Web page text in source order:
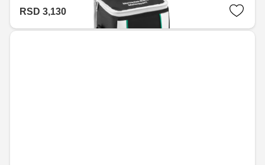
RSD 3,130